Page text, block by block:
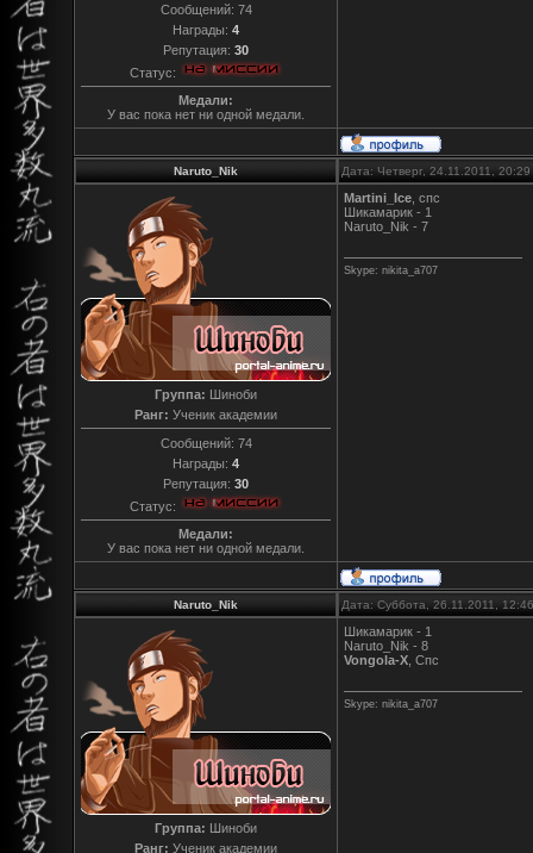
Сообщений: 74
Награды: 4
Репутация: 30
Статус:
Медали:
У вас пока нет ни одной медали.
Naruto_Nik Дата: Четверг, 24.11.2011,
Группа: Шиноби
Ранг: Ученик академии
Сообщений: 74
Награды: 4
Репутация: 30
Статус:
Медали:
У вас пока нет ни одной медали.
Martini_Ice , спс
Шикамарик - 1
Naruto_Nik - 7
Skype: nikita_a707
Naruto_Nik Дата: Суббота, 26.11.2011,
Группа: Шиноби
Ранг: Ученик академии
Шикамарик - 1
Naruto_Nik - 8
Vongola-X , Спс
Skype: nikita_a707